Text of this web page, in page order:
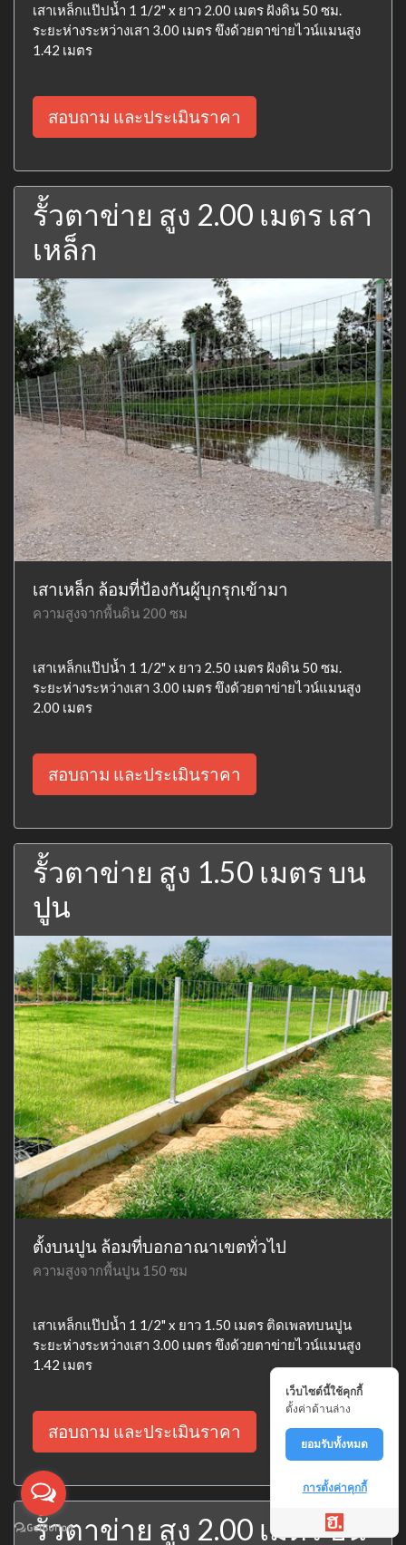
เสาเหล็กแป๊ปน้ำ 1 1/2" x ยาว 2.00 เมตร ฝังดิน 50 ซม.
ระยะห่างระหว่างเสา 3.00 เมตร ขึงด้วยตาข่ายไวน์แมนสูง
1.42 เมตร
สอบถาม และประเมินราคา
รั้วตาข่าย สูง 2.00 เมตร เสา
เหล็ก
เสาเหล็ก ล้อมที่ป้องกันผู้บุกรุกเข้ามา
ความสูงจากพื้นดิน 200 ซม
เสาเหล็กแป๊ปน้ำ 1 1/2" x ยาว 2.50 เมตร ฝังดิน 50 ซม.
ระยะห่างระหว่างเสา 3.00 เมตร ขึงด้วยตาข่ายไวน์แมนสูง
2.00 เมตร
สอบถาม และประเมินราคา
รั้วตาข่าย สูง 1.50 เมตร บน
ปูน
ตั้งบนปูน ล้อมที่บอกอาณาเขตทั่วไป
ความสูงจากพื้นปูน 150 ซม
เสาเหล็กแป๊ปน้ำ 1 1/2" x ยาว 1.50 เมตร ติดเพลทบนปูน
ระยะห่างระหว่างเสา 3.00 เมตร ขึงด้วยตาข่ายไวน์แมนสูง
1.42 เมตร
สอบถาม และประเมินราคา
รั้วตาข่าย สูง 2.00 เมตร บน
เว็บไซต์นี้ใช้คุกกี้
ตั้งค่าด้านล่าง
ยอมรับทั้งหมด
การตั้งค่าคุกกี้